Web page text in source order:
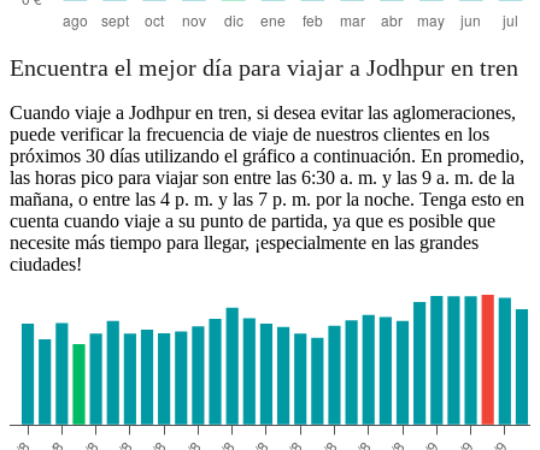
Encuentra el mejor día para viajar a Jodhpur en tren
Cuando viaje a Jodhpur en tren, si desea evitar las aglomeraciones,
puede verificar la frecuencia de viaje de nuestros clientes en los
próximos 30 días utilizando el gráfico a continuación. En promedio,
las horas pico para viajar son entre las 6:30 a. m. y las 9 a. m. de la
mañana, o entre las 4 p. m. y las 7 p. m. por la noche. Tenga esto en
cuenta cuando viaje a su punto de partida, ya que es posible que
necesite más tiempo para llegar, ¡especialmente en las grandes
ciudades!